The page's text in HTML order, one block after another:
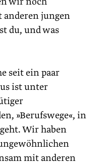
jungen
du, und was
seit ein paar
ist unter
»Berufswege«, in
Wir haben
mit anderen